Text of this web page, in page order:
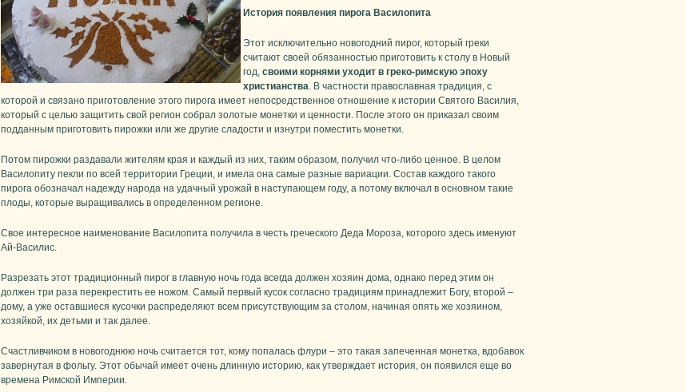
История появления пирога Василопита
Этот исключительно новогодний пирог, который греки
считают своей обязанностью приготовить к столу в Новый
год, своими корнями уходит в греко-римскую эпоху
христианства. В частности православная традиция, с
которой и связано приготовление этого пирога имеет непосредственное отношение к истории Святого Василия,
который с целью защитить свой регион собрал золотые монетки и ценности. После этого он приказал своим
подданным приготовить пирожки или же другие сладости и изнутри поместить монетки.
Потом пирожки раздавали жителям края и каждый из них, таким образом, получил что-либо ценное. В целом
Василопиту пекли по всей территории Греции, и имела она самые разные вариации. Состав каждого такого
пирога обозначал надежду народа на удачный урожай в наступающем году, а потому включал в основном такие
плоды, которые выращивались в определенном регионе.
Свое интересное наименование Василопита получила в честь греческого Деда Мороза, которого здесь именуют
Ай-Василис.
Разрезать этот традиционный пирог в главную ночь года всегда должен хозяин дома, однако перед этим он
должен три раза перекрестить ее ножом. Самый первый кусок согласно традициям принадлежит Богу, второй –
дому, а уже оставшиеся кусочки распределяют всем присутствующим за столом, начиная опять же хозяином,
хозяйкой, их детьми и так далее.
Счастливчиком в новогоднюю ночь считается тот, кому попалась флури – это такая запеченная монетка, вдобавок
завернутая в фольгу. Этот обычай имеет очень длинную историю, как утверждает история, он появился еще во
времена Римской Империи.